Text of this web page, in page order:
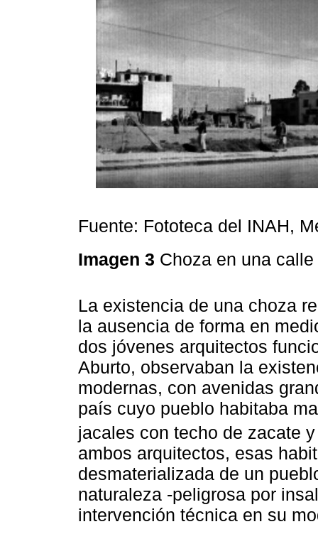
Fuente: Fototeca del INAH,
Imagen 3 Choza en una
La existencia de una choza
la ausencia de forma en
dos jóvenes arquitectos
Aburto, observaban la
modernas, con avenidas
país cuyo pueblo habitaba
jacales con techo de zacate
ambos arquitectos, esas
desmaterializada de un
naturaleza -peligrosa por
intervención técnica en su